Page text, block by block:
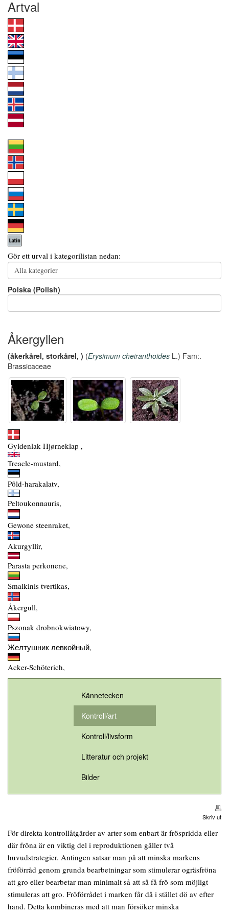
Artval
Gör ett urval i kategorilistan nedan:
Polska (Polish)
Åkergyllen
(åkerkårel, storkårel, ) (Erysimum cheiranthoides L.) Fam:.
Brassicaceae
Gyldenlak-Hjørneklap ,
Treacle-mustard,
Põld-harakalatv,
Peltoukonnauris,
Gewone steenraket,
Akurgyllir,
Parasta perkonene,
Smalkinis tvertikas,
Åkergull,
Pszonak drobnokwiatowy,
Желтушник левкойный,
Acker-Schöterich,
Kännetecken
Kontroll/art
Kontroll/livsform
Litteratur och projekt
Bilder
Skriv ut
För direkta kontrollåtgärder av arter som enbart är fröspridda eller
där fröna är en viktig del i reproduktionen gäller två
huvudstrategier. Antingen satsar man på att minska markens
fröförråd genom grunda bearbetningar som stimulerar ogräsfröna
att gro eller bearbetar man minimalt så att så få frö som möjligt
stimuleras att gro. Fröförrådet i marken får då i stället dö av efter
hand. Detta kombineras med att man försöker minska